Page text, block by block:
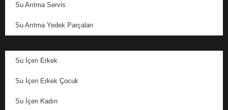
Su Arıtma Servis
Su Arıtma Yedek Parçaları
Su İçen Erkek
Su İçen Erkek Çocuk
Su İçen Kadın